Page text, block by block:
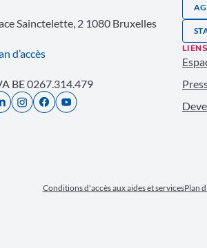
Sainctelette, 2 1080 Bruxelles
d’accès
BE 0267.314.479
Conditions d'accès aux aides et servicesPlan